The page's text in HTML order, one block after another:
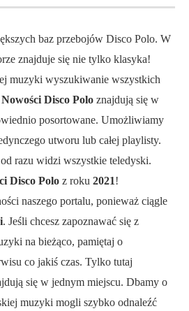
baz przebojów Disco Polo. W
znajduje się nie tylko klasyka!
muzyki wyszukiwanie wszystkich
Nowości Disco Polo znajdują się w
posortowane. Umożliwiamy
utworu lub całej playlisty.
razu widzi wszystkie teledyski.
Disco Polo z roku 2021!
naszego portalu, ponieważ ciągle
. Jeśli chcesz zapoznawać się z
na bieżąco, pamiętaj o
co jakiś czas. Tylko tutaj
się w jednym miejscu. Dbamy o
muzyki mogli szybko odnaleźć